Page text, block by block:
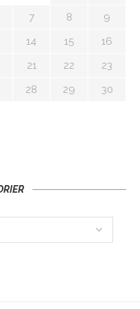
7 8
9
14 15
16
21 22
23
28 29
30